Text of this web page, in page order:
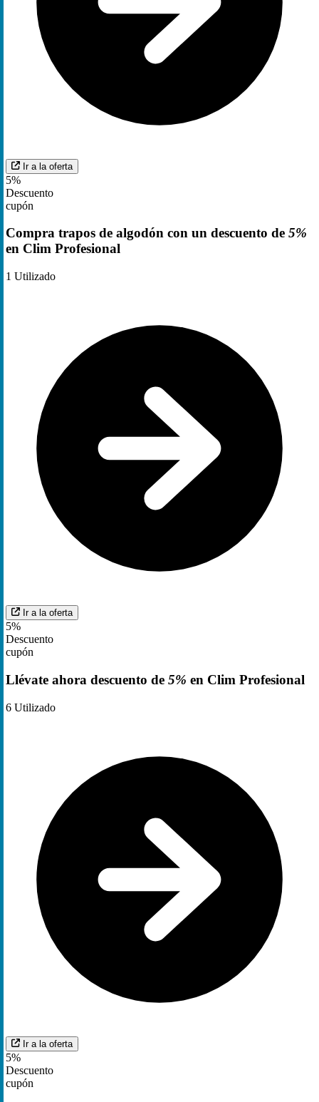
Ir a la oferta
5%
Descuento
cupón
Compra trapos de algodón con un descuento de 5%
en Clim Profesional
1 Utilizado
Ir a la oferta
5%
Descuento
cupón
Llévate ahora descuento de 5% en Clim Profesional
6 Utilizado
Ir a la oferta
5%
Descuento
cupón